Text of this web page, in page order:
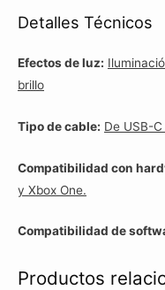
Detalles Técnicos
Efectos de luz:
brillo
Tipo de cable: De USB-
Compatibilidad con
y Xbox One.
Compatibilidad de
Productos